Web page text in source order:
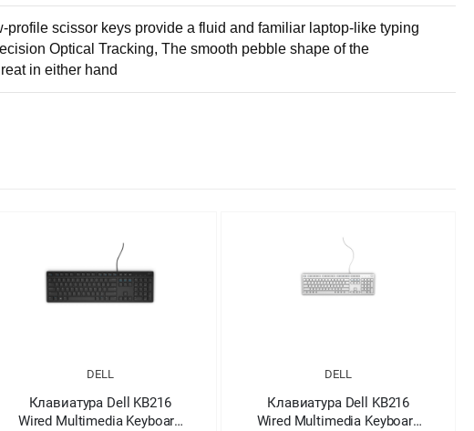
profile scissor keys provide a fluid and familiar laptop-like typing
Optical Tracking, The smooth pebble shape of the
in either hand
DELL
Клавиатура Dell KB216
Wired Multimedia Keyboard
DELL
Клавиатура Dell KB216
Wired Multimedia Keyboard